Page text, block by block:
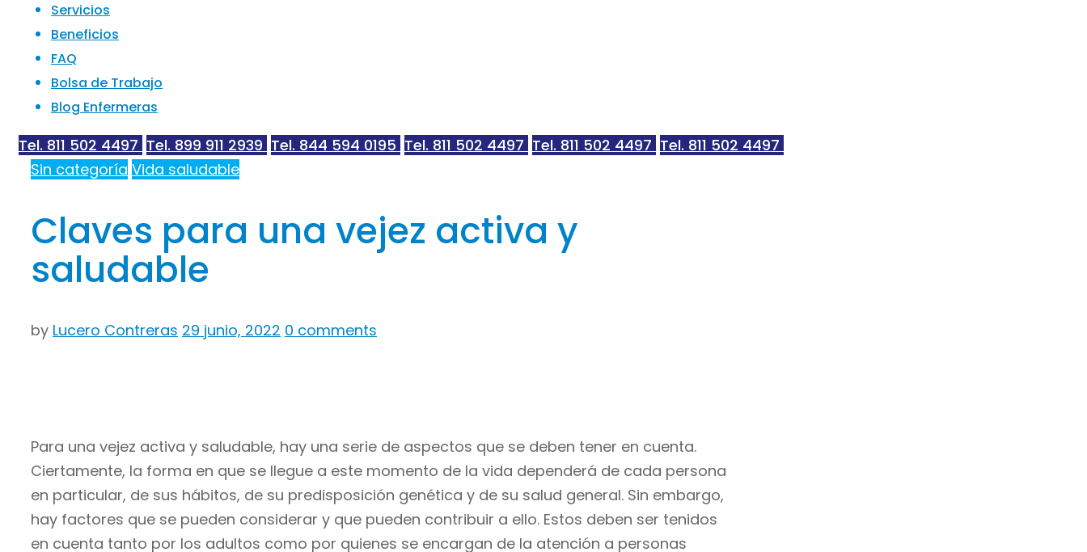
Servicios
Beneficios
FAQ
Bolsa de Trabajo
Blog Enfermeras
Tel. 811 502 4497 Tel. 899 911 2939 Tel. 844 594 0195 Tel. 811 502 4497 Tel. 811 502 4497 Tel. 811 502 4497
Sin categoría Vida saludable
Claves para una vejez activa y
saludable
by Lucero Contreras 29 junio, 2022 0 comments
Para una vejez activa y saludable, hay una serie de aspectos que se deben tener en cuenta.
Ciertamente, la forma en que se llegue a este momento de la vida dependerá de cada persona
en particular, de sus hábitos, de su predisposición genética y de su salud general. Sin embargo,
hay factores que se pueden considerar y que pueden contribuir a ello. Estos deben ser tenidos
en cuenta tanto por los adultos como por quienes se encargan de la atención a personas